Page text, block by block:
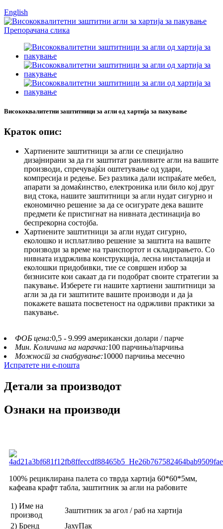
English
Висококвалитетни заштитници за агли од хартија за пакување
Краток опис:
Хартиените заштитници за агли се специјално
дизајнирани за да ги заштитат ранливите агли на вашите
производи, спречувајќи оштетување од удари,
компресија и редење. Без разлика дали испраќате мебел,
апарати за домаќинство, електроника или било кој друг
вид стока, нашите заштитници за агли нудат сигурно и
економично решение за да се осигурате дека вашите
предмети ќе пристигнат на нивната дестинација во
беспрекорна состојба.
Хартиените заштитници за агли нудат сигурно,
еколошко и исплатливо решение за заштита на вашите
производи за време на транспортот и складирањето. Со
нивната издржлива конструкција, лесна инсталација и
еколошки придобивки, тие се совршен избор за
бизнисите кои сакаат да ги подобрат своите стратегии за
пакување. Изберете ги нашите хартиени заштитници за
агли за да ги заштитите вашите производи и да ја
покажете вашата посветеност на одржливи практики за
пакување.
ФОБ цена:0,5 - 9.999 американски долари / парче
Мин. Количина на нарачка:100 парчиња/парчиња
Можност за снабдување:10000 парчиња месечно
Испратете ни е-пошта
Детали за производот
Ознаки на производи
100% рециклирана палета со тврда хартија 60*60*5мм,
кафеава крафт табла, заштитник за агли на рабовите
1) Име на
производ
Заштитник за агол / раб на хартија
2) Бренд
ЈахуПак